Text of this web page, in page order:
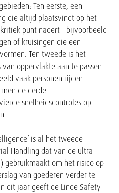
Ten eerste, een
die altijd plaatsvindt op het
punt nadert - bijvoorbeeld
of kruisingen die een
Ten tweede is het
oppervlakte aan te passen
vaak personen rijden.
de derde
snelheidscontroles op
is al het tweede
Handling dat van de ultra-
gebruikmaakt om het risico op
van goederen verder te
dit jaar geeft de Linde Safety